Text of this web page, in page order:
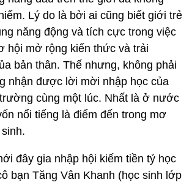
Lý do là bởi ai cũng biết giới trẻ
năng động và tích cực trong việc
hội mở rộng kiến thức và trải
bản thân. Thế nhưng, không phải
nhận được lời mời nhập học của
cùng một lúc. Nhất là ở nước
nổi tiếng là điểm đến trong mơ
đây gia nhập hội kiếm tiền tỷ học
bạn Tăng Vân Khanh (học sinh lớp